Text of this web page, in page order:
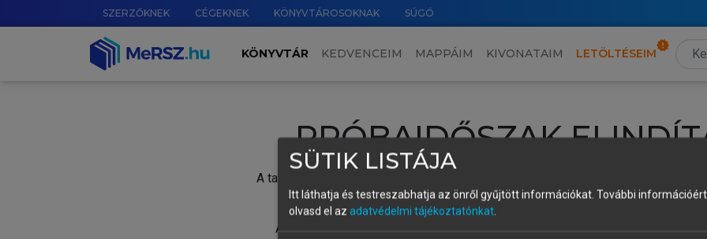
SZERZŐKNEK CÉGEKNEK KÖNYVTÁROSOKNAK SÚGÓ
KÖNYVTÁR KEDVENCEIM MAPPÁIM KIVONATAIM LETÖLTÉSEIM
PRÓBAIDŐSZAK
A tartalom megtekintéséhez lépj be a saját fiókoddal, iskolai azonosítóddal vagy
Új felhasználóként1 óra díjmentes hozzáférésrevagy
A próbaidőszak elindításához,
vagy hozz
SÜTIK LISTÁJA
Itt láthatja és testreszabhatja az önről gyűjtött információkat. További
olvasd el az adatvédelmi tájékoztatónkat.